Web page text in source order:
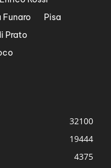
Funaro
Pisa
Prato
32100
19444
4375